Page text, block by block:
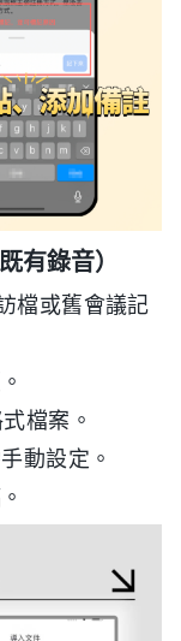
有錄音）
檔或舊會議記
檔案。
動設定。